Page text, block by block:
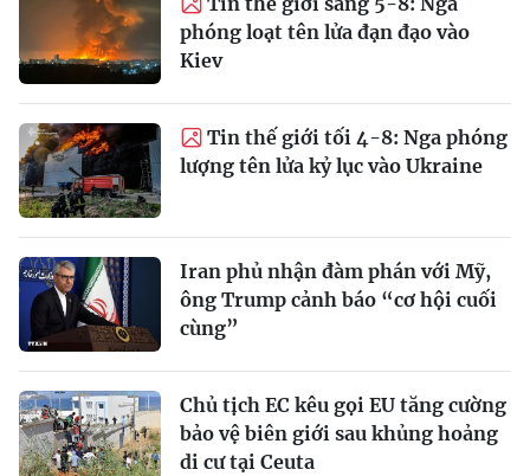
phóng loạt tên lửa đạn đạo vào
Kiev
Tin thế giới tối 4-8: Nga phóng
lượng tên lửa kỷ lục vào Ukraine
Iran phủ nhận đàm phán với Mỹ,
ông Trump cảnh báo “cơ hội cuối
cùng”
Chủ tịch EC kêu gọi EU tăng cường
bảo vệ biên giới sau khủng hoảng
di cư tại Ceuta